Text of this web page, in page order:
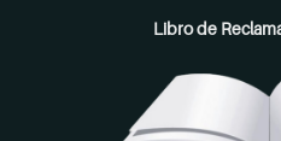
Libro de